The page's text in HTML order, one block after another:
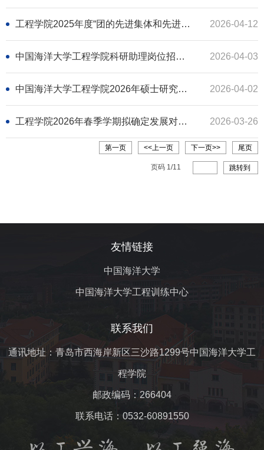
工程学院2025年度“团的先进集体和先进个人”拟推荐名单公示（公示已到期） 2026-04-12
中国海洋大学工程学院科研助理岗位招聘拟录用人选公示（公示已到期） 2026-04-03
中国海洋大学工程学院2026年硕士研究生招生复试情况公布（公示已到期） 2026-04-02
工程学院2026年春季学期拟确定发展对象公示（公示已到期） 2026-03-26
第一页 <<上一页 下一页>> 尾页
页码 1/11 跳转到
友情链接
中国海洋大学
中国海洋大学工程训练中心
联系我们
通讯地址：青岛市西海岸新区三沙路1299号中国海洋大学工
程学院
邮政编码：266404
联系电话：0532-60891550